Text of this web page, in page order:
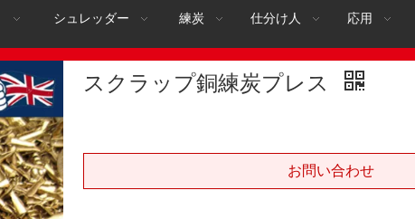
シュレッダー 練炭 仕分け人 応用
スクラップ銅練炭プレス
お問い合わせ